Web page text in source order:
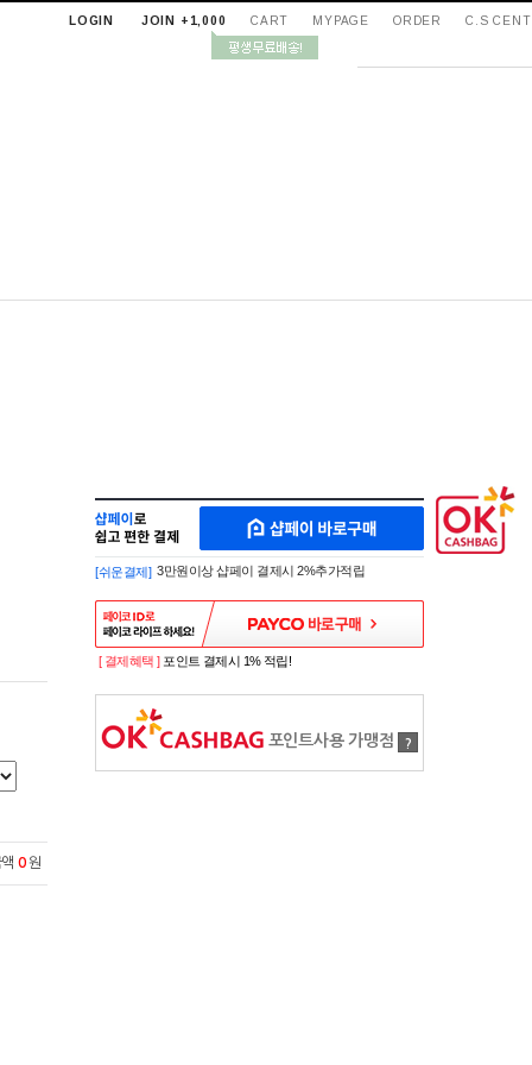
LOGIN JOIN +1,000 CART MYPAGE ORDER C.S
0 원
M
A
K
E
O
P
S
H
A
페
이
바
매
[쉬운결제] 3만원이상 샵페이 결제시 2%추가적립
[ 결제혜택 ] 포인트 결제시 1% 적립!
포인트사용 가맹점 ?